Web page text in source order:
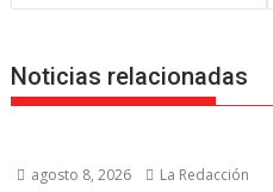
entradas
Noticias relacionadas
agosto 8, 2026 La Redacción